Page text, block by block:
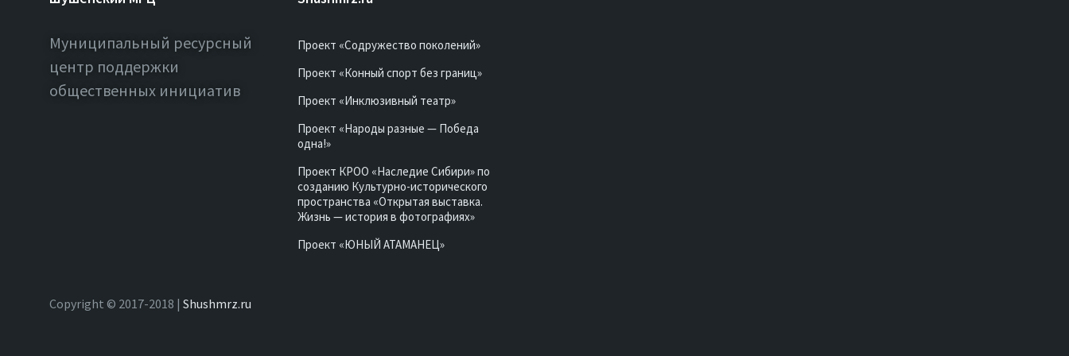
Муниципальный ресурсный
центр поддержки
общественных инициатив
Проект «Содружество поколений»
Проект «Конный спорт без границ»
Проект «Инклюзивный театр»
Проект «Народы разные — Победа
одна!»
Проект КРОО «Наследие Сибири» по
созданию Культурно-исторического
пространства «Открытая выставка.
Жизнь — история в фотографиях»
Проект «ЮНЫЙ АТАМАНЕЦ»
Copyright © 2017-2018 | Shushmrz.ru